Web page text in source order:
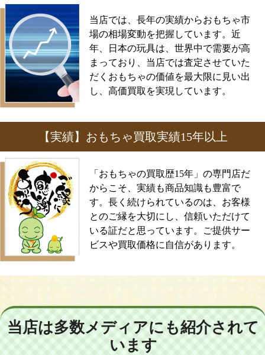
当店では、長年の実績からおもちゃ市
場の相場変動を把握しています。近
年、日本の玩具は、世界中で需要が高
まっており、当店では査定させていた
だくおもちゃの価値を最大限に見い出
し、高価買取を実現しています。
【実績】おもちゃ買取実績15年以上
「おもちゃの買取歴15年」の専門店だ
からこそ、実績も商品知識も豊富で
す。長く続けられているのは、お客様
とのご縁を大切にし、信頼いただけて
いる証だと思っています。ご提供サー
ビスや買取価格に自信があります。
当店は多数メディアにも紹介されて
います